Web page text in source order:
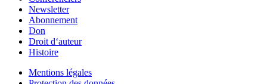
Newsletter
Abonnement
Don
Droit d‘auteur
Histoire
Mentions légales